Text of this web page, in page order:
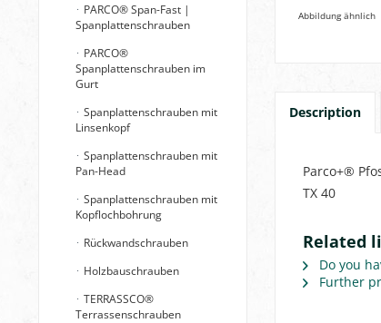
PARCO® Span-Fast |
Spanplattenschrauben
PARCO®
Spanplattenschrauben im
Gurt
Spanplattenschrauben mit
Linsenkopf
Spanplattenschrauben mit
Pan-Head
Spanplattenschrauben mit
Kopflochbohrung
Rückwandschrauben
Holzbauschrauben
TERRASSCO®
Terrassenschrauben
Abbildung ähnlich
Description
Parco+®
TX 40
Related
Do you
Further